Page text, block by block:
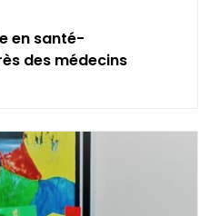
en santé-
des médecins